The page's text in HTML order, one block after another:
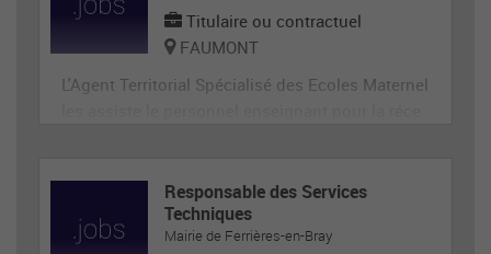
Titulaire ou contractuel
FAUMONT
L'Agent Territorial Spécialisé des Ecoles Maternel
ux et le matériel servant directement aux enfant
s. En tant que membre de la communauté éduca
tive, il p
Responsable des Services
Techniques
Mairie de Ferrières-en-Bray